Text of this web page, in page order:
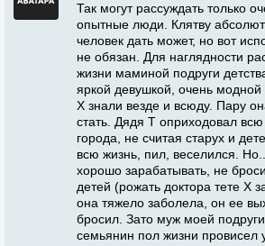
Так могут рассуждать только
опытные люди. Клятву
человек дать может, но вот
не обязан. Для наглядности
жизни маминой подруги
яркой девушкой, очень
Х знали везде и всюду. Пару
стать. Дядя Т оприходовал
города, не считая старух и
всю жизнь, пил, веселился.
хорошо зарабатывать, не
детей (рожать доктора тете Х
она тяжело заболела, он ее
бросил. Зато муж моей
семьянин пол жизни